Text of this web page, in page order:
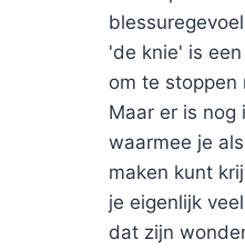
'de knie' is
om te stoppen
Maar er is nog
waarmee je
maken kunt
je eigenlijk
dat zijn